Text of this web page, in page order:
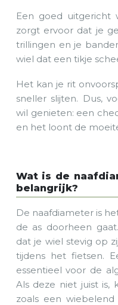
Een goed uitgericht
zorgt ervoor dat je
trillingen en je
wiel dat een tikje
Het kan je rit
sneller slijten. Dus,
wil genieten: een
en het loont de
Wat is de
belangrijk?
De naafdiameter is
de as doorheen
dat je wiel stevig op
tijdens het fietsen.
essentieel voor de
Als deze niet juist
zoals een